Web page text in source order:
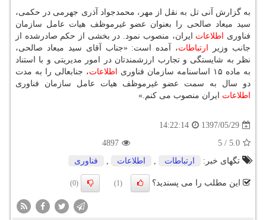
به گزارش آنی تل به نقل از مهر، محمدجواد آذری جهرمی در حكمی،
سید میعاد صالحی را بعنوان عضو غیرموظف هیات عامل سازمان
فناوری اطلاعات ایران، منصوب نمود. در بخشی از حكم صادرشده از
جانب وزیر ارتباطات، آمده است: «جناب آقای سید میعاد صالحی،
نظر به شایستگی و تجارب ارزشمندتان در امور مدیریتی و با استناد
به ماده ۱۵ اساسنامه سازمان فناوری
اطلاعات، جنابعالی را به مدت
دو سال به سمت عضو غیرموظف هیات عامل سازمان فناوری
اطلاعات ایران منصوب می كنم.»
1397/05/29
14:22:14
5.0
/
5
4897
تگهای خبر:
ارتباطات , اطلاعات , فناوری
این مطلب را می پسندید؟ (1)
(0)